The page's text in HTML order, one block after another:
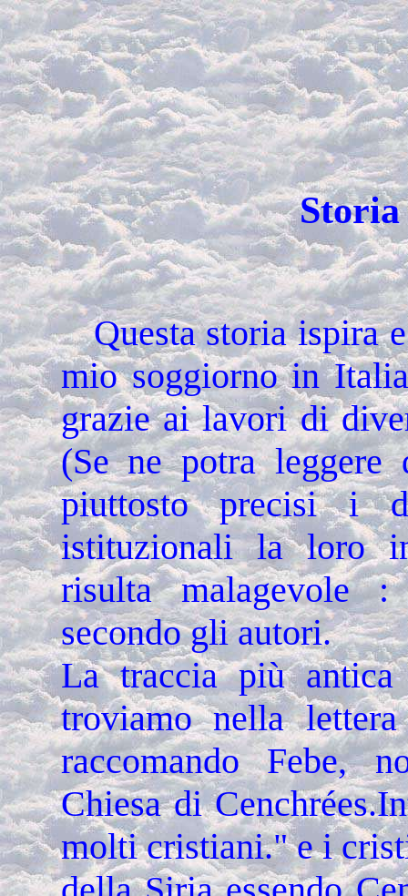
Storia
Questa storia ispira
mio soggiorno in
grazie ai lavori di
(Se ne potra
piuttosto precisi i
istituzionali la loro
risulta malagevole :
secondo gli autori.
La traccia più
troviamo nella
raccomando Febe,
Chiesa di
molti cristiani." e i